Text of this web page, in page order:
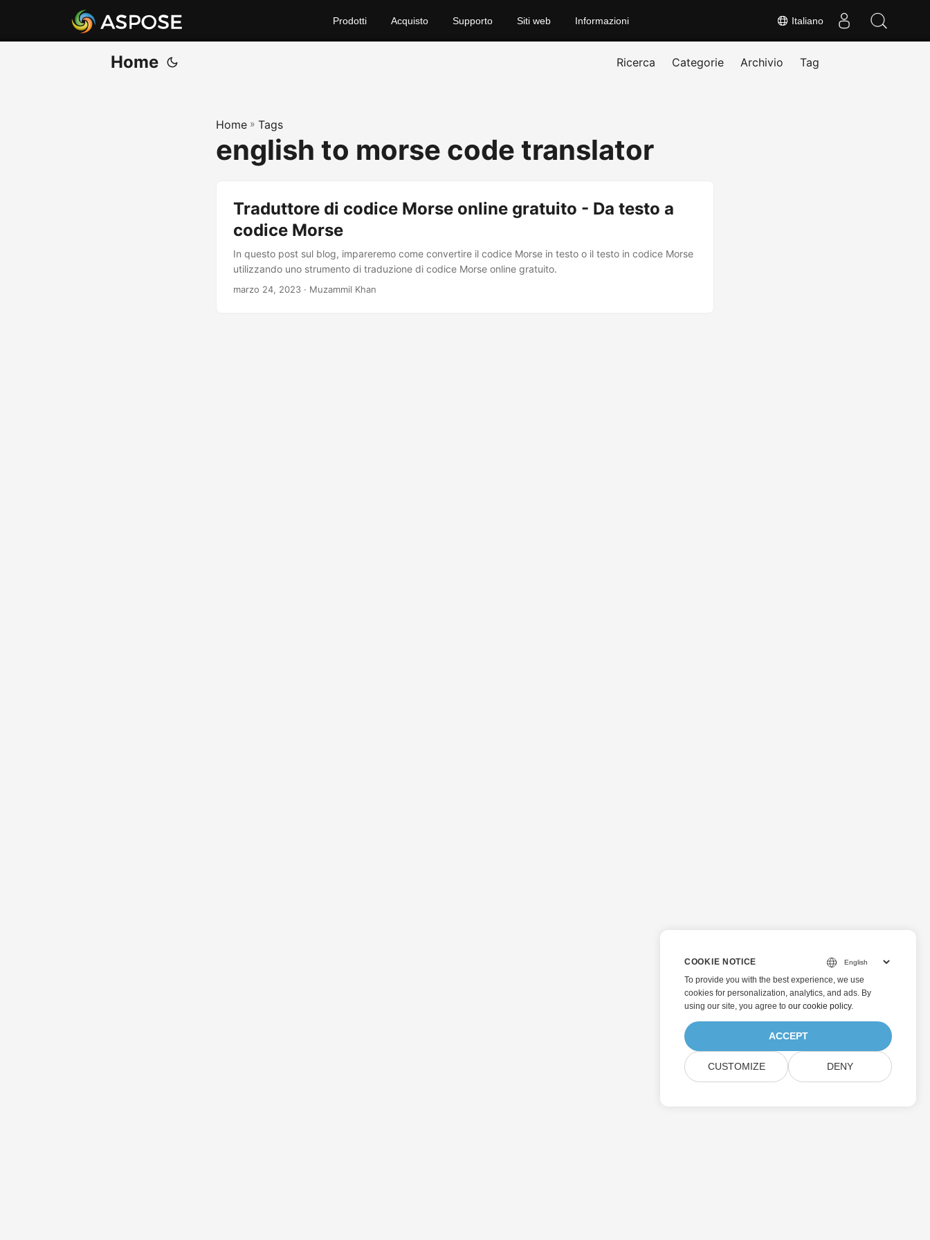
Italiano
Prodotti Acquisto Supporto Siti web Informazioni
Home Ricerca Categorie Archivio Tag
Home » Tags
english to morse code translator
Traduttore di codice Morse online gratuito - Da testo a
codice Morse
In questo post sul blog, impareremo come convertire il codice Morse in testo o il testo in codice Morse
utilizzando uno strumento di traduzione di codice Morse online gratuito.
marzo 24, 2023 · Muzammil Khan
COOKIE NOTICE
To provide you with the best experience, we use
cookies for personalization, analytics, and ads. By
using our site, you agree to our cookie policy.
ACCEPT
CUSTOMIZE DENY